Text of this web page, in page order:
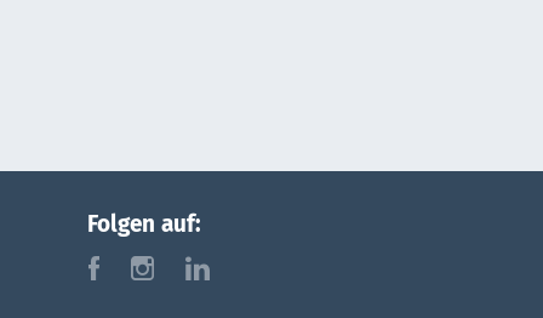
Folgen auf:
f i l